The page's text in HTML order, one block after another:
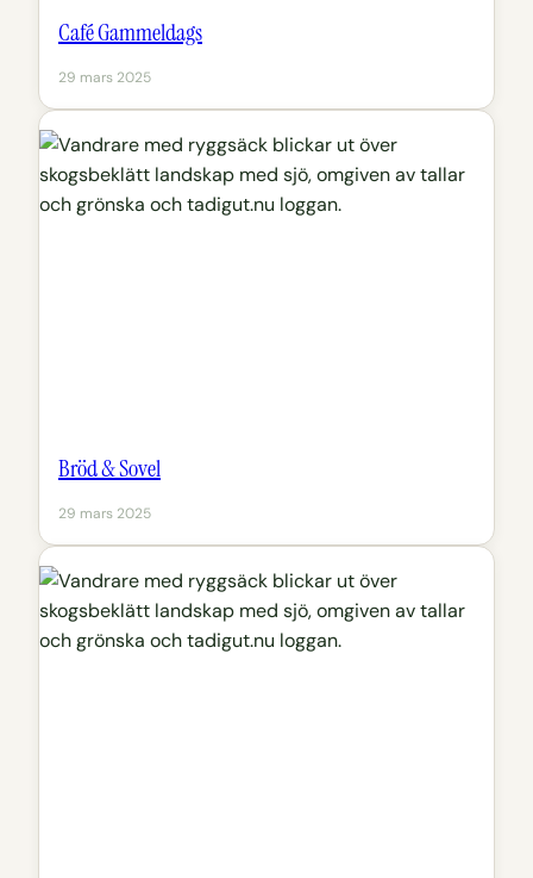
Café Gammeldags
29 mars 2025
Bröd & Sovel
29 mars 2025